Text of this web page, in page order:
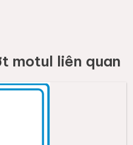
motul liên quan